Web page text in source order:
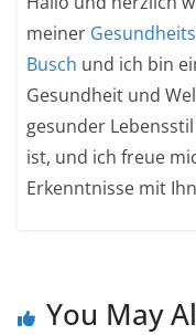
meiner
Busch und ich bin
Gesundheit und
gesunder
ist, und ich freue
Erkenntnisse mit
You May